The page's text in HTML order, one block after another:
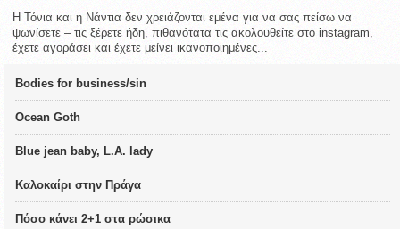
Η Τόνια και η Νάντια δεν χρειάζονται εμένα για να σας πείσω να
ψωνίσετε – τις ξέρετε ήδη, πιθανότατα τις ακολουθείτε στο instagram,
έχετε αγοράσει και έχετε μείνει ικανοποιημένες...
Bodies for business/sin
Ocean Goth
Blue jean baby, L.A. lady
Καλοκαίρι στην Πράγα
Πόσο κάνει 2+1 στα ρώσικα